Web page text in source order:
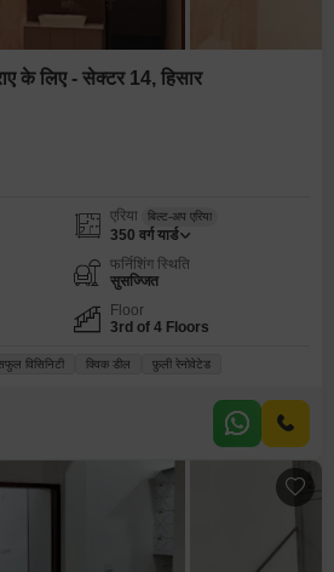
के लिए - सेक्टर 14, हिसार
एरिया बिल्ट-अप एरिया
350 वर्ग यार्ड
फर्निशिंग स्थिति
सुसज्जित
Floor
3rd of 4 Floors
विसिनिटी क्विक डील फ़ुली रेनोवेटेड